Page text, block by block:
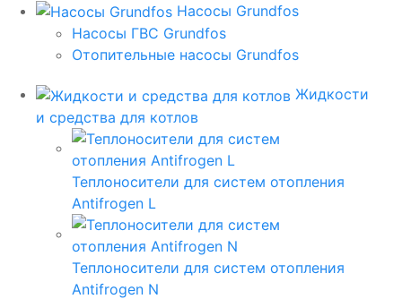
Насосы Grundfos
Насосы ГВС Grundfos
Отопительные насосы Grundfos
Жидкости
и средства для котлов
Теплоносители для систем отопления
Antifrogen L
Теплоносители для систем отопления
Antifrogen N